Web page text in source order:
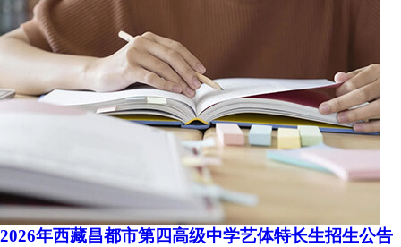
2026年西藏昌都市第四高级中学艺体特长生招生公告